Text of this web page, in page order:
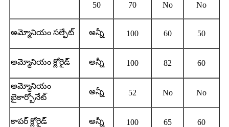
50 70 No No
అమ్మోనియం సల్ఫేట్ అన్నీ 100 60 50
అమ్మోనియం క్లోరైడ్ అన్నీ 100 82 60
అమ్మోనియం
బైకార్బోనేట్
అన్నీ 52 No No
కాపర్ క్లోరైడ్ అన్నీ 100 65 60